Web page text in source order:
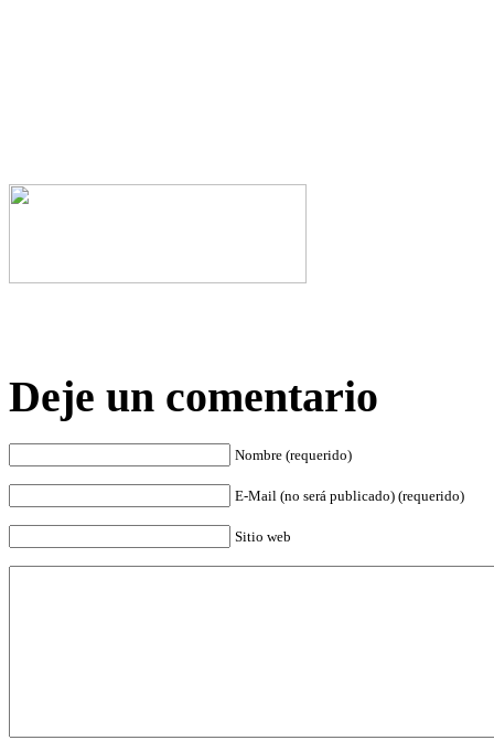
Deje un comentario
Nombre (requerido)
E-Mail (no será publicado) (requerido)
Sitio web